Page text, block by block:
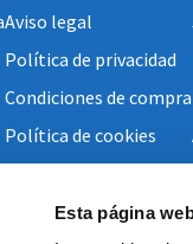
Esta página
Aviso legal
Política de privacidad
Condiciones de compra
Política de cookies